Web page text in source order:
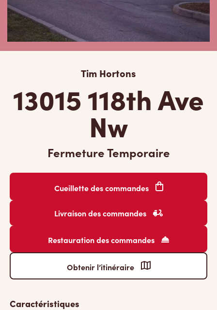
Tim Hortons
13015 118th Ave
Nw
Fermeture Temporaire
Cueillette des commandes
Livraison des commandes
Restauration des commandes
Obtenir l’itinéraire
Caractéristiques